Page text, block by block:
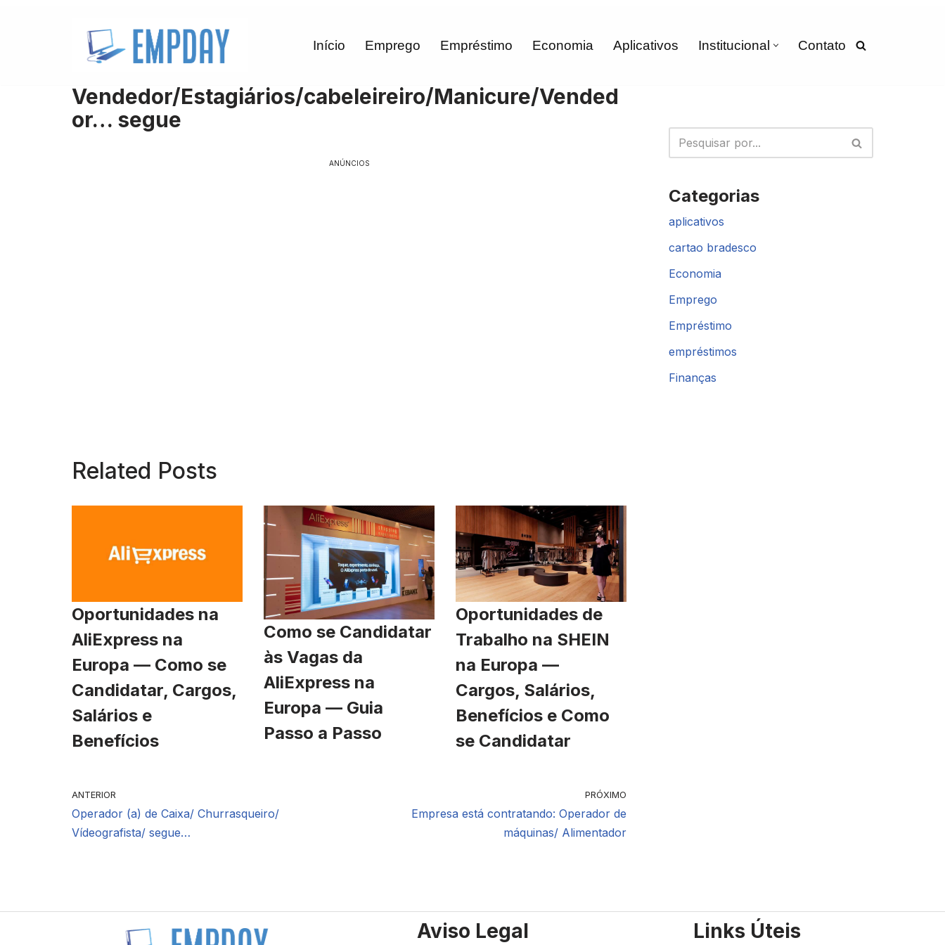
Início Emprego Empréstimo Economia Aplicativos Institucional Contato
Vendedor/Estagiários/cabeleireiro/Manicure/Vended
or… segue
ANÚNCIOS
Related Posts
Oportunidades na
AliExpress na
Europa — Como se
Candidatar, Cargos,
Salários e
Benefícios
Como se Candidatar
às Vagas da
AliExpress na
Europa — Guia
Passo a Passo
Oportunidades de
Trabalho na SHEIN
na Europa —
Cargos, Salários,
Benefícios e Como
se Candidatar
ANTERIOR
Operador (a) de Caixa/ Churrasqueiro/
Vídeografista/ segue…
PRÓXIMO
Empresa está contratando: Operador de
máquinas/ Alimentador
Categorias
aplicativos
cartao bradesco
Economia
Emprego
Empréstimo
empréstimos
Finanças
Aviso Legal Links Úteis